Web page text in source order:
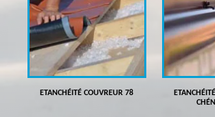
ETANCHÉITÉ COUVREUR 78